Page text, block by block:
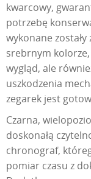
kwarcowy,
potrzebę
wykonane
srebrnym
wygląd, ale
uszkodzenia
zegarek jest
Czarna,
doskonałą
chronograf,
pomiar czasu z